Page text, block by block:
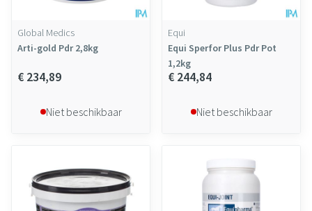
Global Medics
Arti-gold Pdr 2,8kg
€ 234,89
Niet beschikbaar
Equi
Equi Sperfor Plus Pdr Pot
1,2kg
€ 244,84
Niet beschikbaar